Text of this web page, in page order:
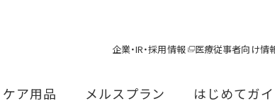
企業・IR・採用情報 医療従事者向け情
ケア用品 メルスプラン はじめてガ